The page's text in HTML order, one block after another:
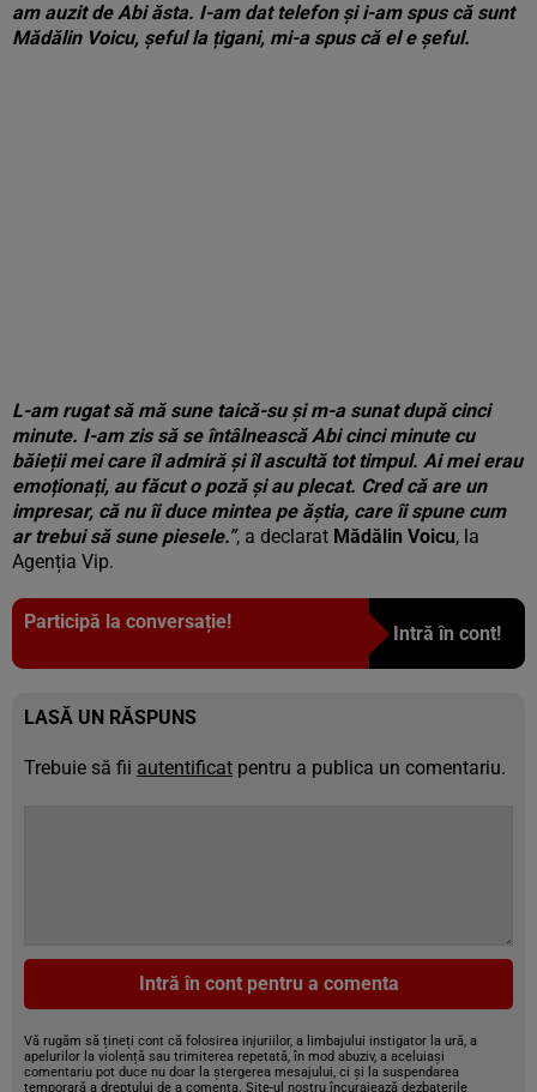
am auzit de Abi ăsta. I-am dat telefon și i-am spus că sunt
Mădălin Voicu, șeful la țigani, mi-a spus că el e șeful.
L-am rugat să mă sune taică-su și m-a sunat după cinci
minute. I-am zis să se întâlnească Abi cinci minute cu
băieții mei care îl admiră și îl ascultă tot timpul. Ai mei erau
emoționați, au făcut o poză și au plecat. Cred că are un
impresar, că nu îi duce mintea pe ăștia, care îi spune cum
ar trebui să sune piesele.”, a declarat Mădălin Voicu, la
Agenția Vip.
Participă la conversație!
Intră în cont!
LASĂ UN RĂSPUNS
Trebuie să fii autentificat pentru a publica un comentariu.
Intră în cont pentru a comenta
Vă rugăm să țineți cont că folosirea injuriilor, a limbajului instigator la ură, a
apelurilor la violență sau trimiterea repetată, în mod abuziv, a aceluiași
comentariu pot duce nu doar la ștergerea mesajului, ci și la suspendarea
temporară a dreptului de a comenta. Site-ul nostru încurajează dezbaterile